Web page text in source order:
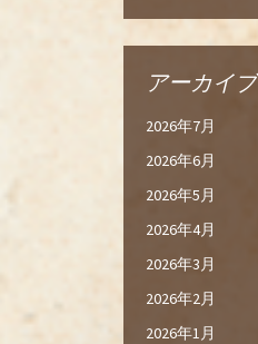
アーカイブ
2026年7月
2026年6月
2026年5月
2026年4月
2026年3月
2026年2月
2026年1月